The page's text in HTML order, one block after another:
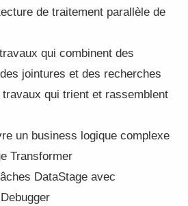
de traitement parallèle de
qui combinent des
jointures et des recherches
qui trient et rassemblent
un business logique complexe
Transformer
DataStage avec